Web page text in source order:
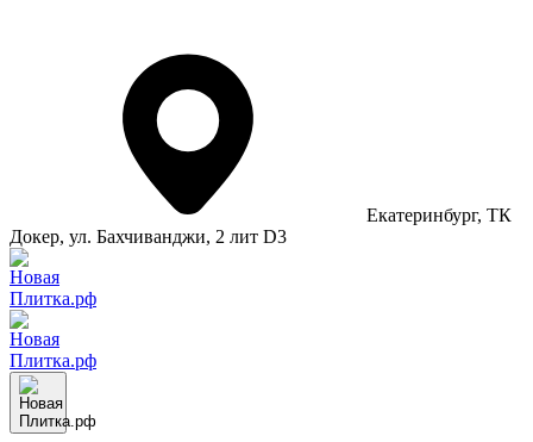
Екатеринбург, ТК
Докер, ул. Бахчиванджи, 2 лит D3